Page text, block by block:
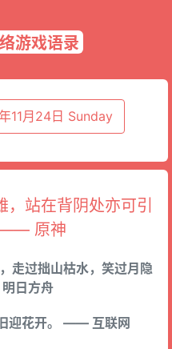
游戏语录
11月24日 Sunday
站在背阴处亦可引
原神
走过拙山枯水，笑过月隐
日方舟
迎花开。 —— 互联网